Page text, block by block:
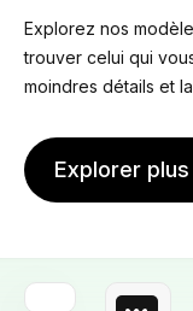
Explorez nos
trouver celui qui
moindres détails et
Explorer